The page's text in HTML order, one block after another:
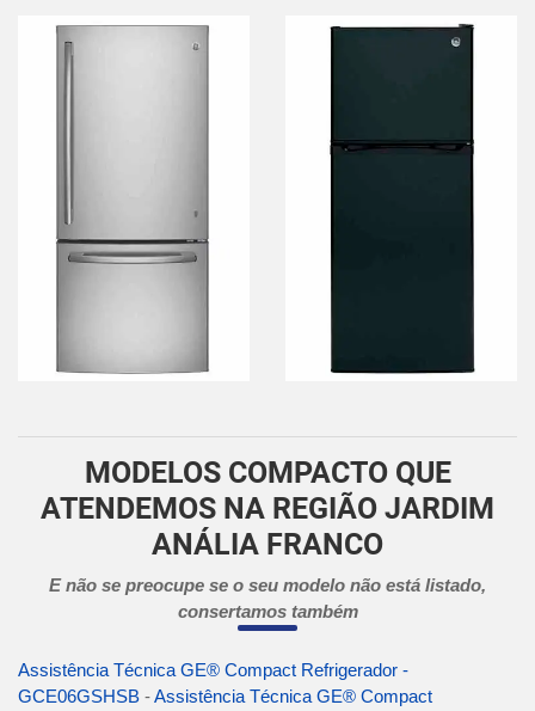
MODELOS COMPACTO QUE
ATENDEMOS NA REGIÃO JARDIM
ANÁLIA FRANCO
E não se preocupe se o seu modelo não está listado,
consertamos também
Assistência Técnica GE® Compact Refrigerador -
GCE06GSHSB -Assistência Técnica GE® Compact